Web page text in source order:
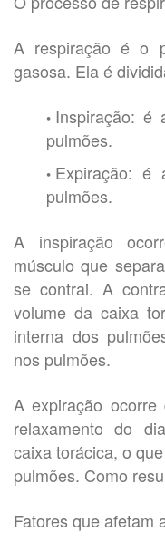
A respiração é o
gasosa. Ela é
Inspiração: é
pulmões.
Expiração:
pulmões.
A inspiração
músculo que
se contrai. A
volume da caixa
interna dos
nos pulmões.
A expiração
relaxamento do
caixa torácica, o
pulmões. Como
Fatores que afetam